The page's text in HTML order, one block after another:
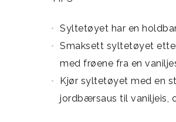
Syltetøyet har en
Smaksett syltetøyet
med frøene fra en
Kjør syltetøyet med en
jordbærsaus til vaniljeis,